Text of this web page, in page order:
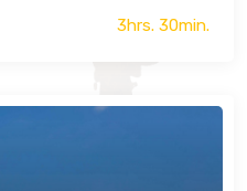
3hrs. 30min.